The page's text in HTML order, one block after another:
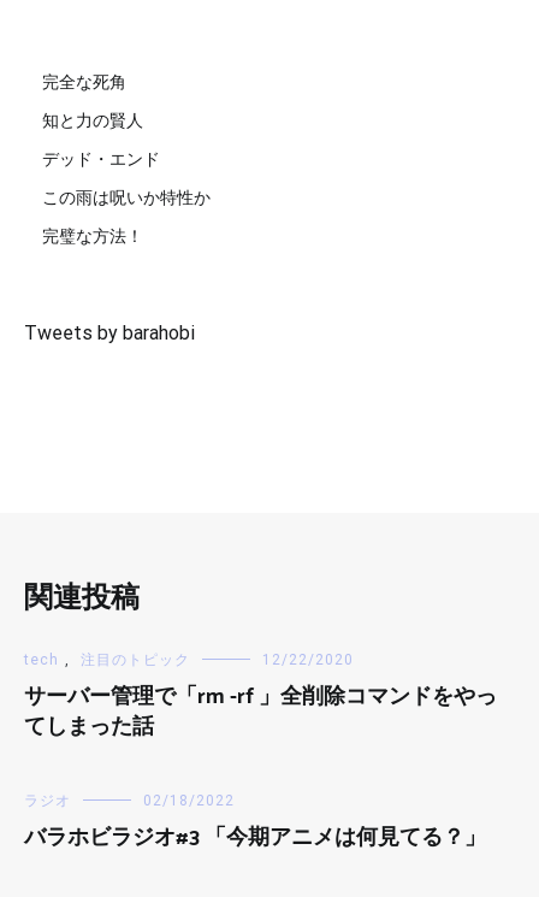
完全な死角
知と力の賢人
デッド・エンド
この雨は呪いか特性か
完璧な方法！
Tweets by barahobi
関連投稿
tech , 注目のトピック 12/22/2020
サーバー管理で「rm -rf 」全削除コマンドをやっ
てしまった話
ラジオ 02/18/2022
バラホビラジオ#3 「今期アニメは何見てる？」